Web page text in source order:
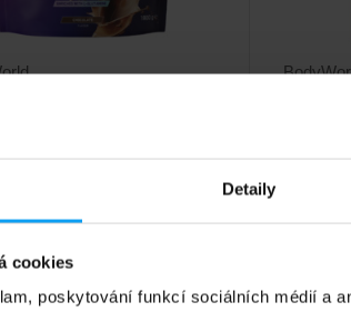
Detaily
cookies
poskytování funkcí sociálních médií a
Kč 315Kč